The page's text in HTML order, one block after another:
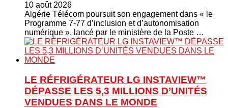
10 août 2026
Algérie Télécom poursuit son engagement dans « le
Programme 7-77 d’inclusion et d’autonomisation
numérique », lancé par le ministère de la Poste …
LE RÉFRIGÉRATEUR LG INSTAVIEW™
DÉPASSE LES 5,3 MILLIONS D’UNITÉS
VENDUES DANS LE MONDE